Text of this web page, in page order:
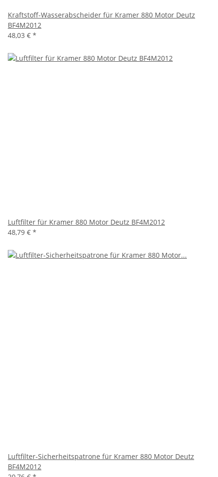
Kraftstoff-Wasserabscheider für Kramer 880 Motor Deutz
BF4M2012
48,03 € *
Luftfilter für Kramer 880 Motor Deutz BF4M2012
48,79 € *
Luftfilter-Sicherheitspatrone für Kramer 880 Motor Deutz
BF4M2012